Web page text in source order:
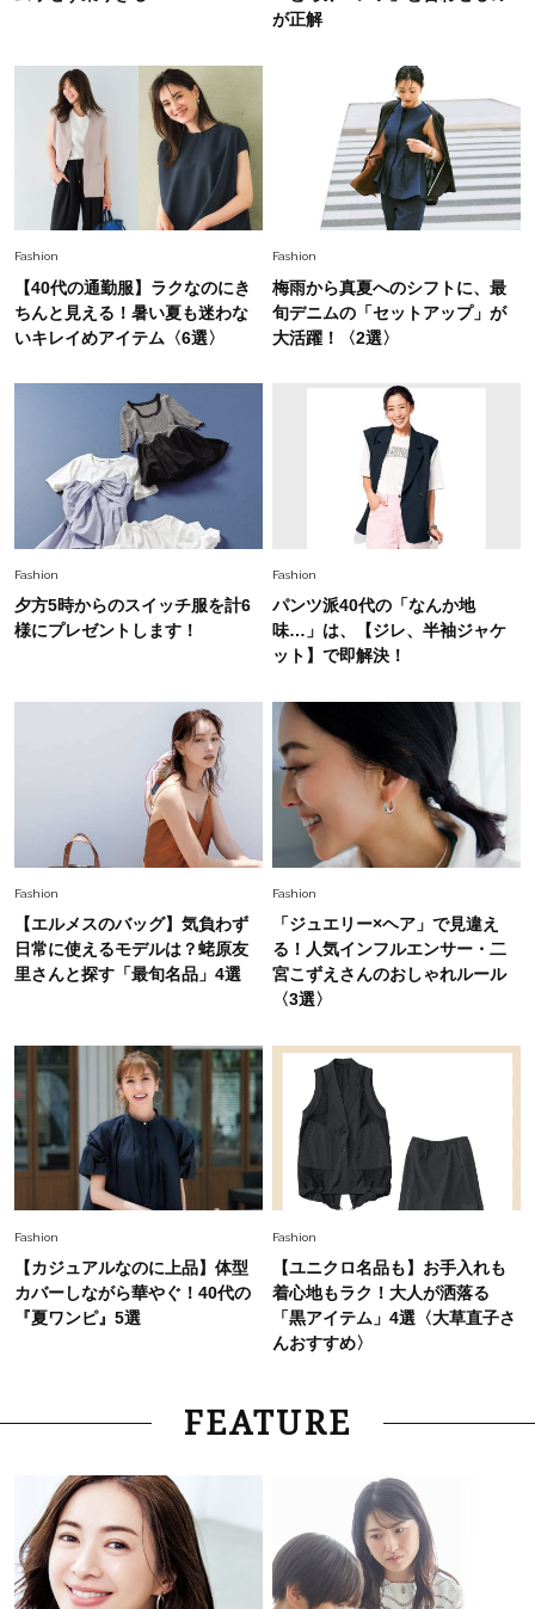
ップス×パンツ」コーデ〈3選〉
Fashion 2026.5.29
40代の夏通勤はこれ１着！「きちんと感」も
「オシャレ」も整うトレンドトップス〈4選〉
Fashion 2026.6.26
初夏はこれさえあれば！40代は【淡色ワンピ】
で即涼しげ＆上品見え〈3選〉
Fashion
今、40代の「メガネ＆サングラス」のトレンド
に更新あり！“黒ぶち以外”が新定番に
Fashion 2026.8.5
選び」！
いめハーフパンツでモードに昇華
Fashion 2026.7.9
スタイリストが本気で推す！40代がほどよく華
やぐ【甘め黒アイテム】3選
が正解
Fashion
【40代の通勤服】ラクなのにき
ちんと見える！暑い夏も迷わな
いキレイめアイテム〈6選〉
Fashion
梅雨から真夏へのシフトに、最
旬デニムの「セットアップ」が
大活躍！〈2選〉
Fashion
夕方5時からのスイッチ服を計6
様にプレゼントします！
Fashion
パンツ派40代の「なんか地
味…」は、【ジレ、半袖ジャケ
ット】で即解決！
Fashion
【エルメスのバッグ】気負わず
日常に使えるモデルは？蛯原友
里さんと探す「最旬名品」4選
Fashion
「ジュエリー×ヘア」で見違え
る！人気インフルエンサー・二
宮こずえさんのおしゃれルール
〈3選〉
Fashion
【カジュアルなのに上品】体型
カバーしながら華やぐ！40代の
『夏ワンピ』5選
Fashion
【ユニクロ名品も】お手入れも
着心地もラク！大人が洒落る
「黒アイテム」4選〈大草直子さ
んおすすめ〉
FEATURE